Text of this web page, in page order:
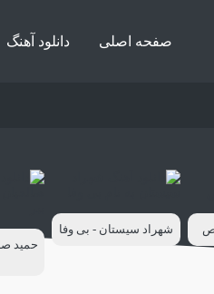
صفحه اصلی دانلود آهنگ
شهراد سیستان - بی وفا
حمید